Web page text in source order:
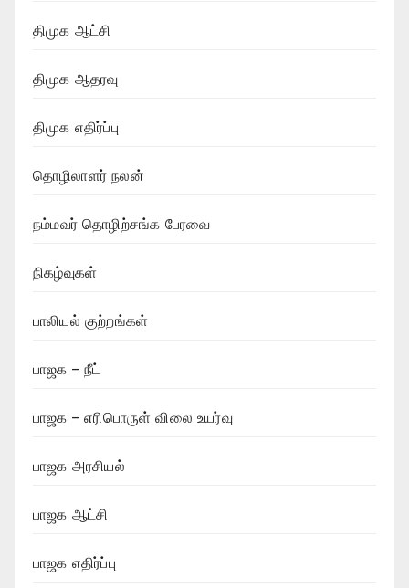
திமுக ஆட்சி
திமுக ஆதரவு
திமுக எதிர்ப்பு
தொழிலாளர் நலன்
நம்மவர் தொழிற்சங்க பேரவை
நிகழ்வுகள்
பாலியல் குற்றங்கள்
பாஜக – நீட்
பாஜக – எரிபொருள் விலை உயர்வு
பாஜக அரசியல்
பாஜக ஆட்சி
பாஜக எதிர்ப்பு